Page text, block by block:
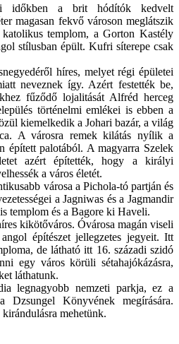
időkben a brit hódítók kedvelt
magasan fekvő városon meglátszik
templom, a Gorton Kastély
stílusban épült. Kufri síterepe csak
híres, melyet régi épületei
neveznek így. Azért festették be,
fűződő lojalitását Alfréd herceg
történelmi emlékei is ebben a
kiemelkedik a Johari bazár, a világ
A városra remek kilátás nyílik a
épített palotából. A magyarra Szelek
azért építették, hogy a királyi
a város életét.
városa a Pichola-tó partján és
a Jagniwas és a Jagmandir
templom és a Bagore ki Haveli.
kikötőváros. Óvárosa magán viseli
építészet jellegzetes jegyeit. Itt
de látható itt 16. századi szidó
egy város körüli sétahajókázásra,
láthatunk.
legnagyobb nemzeti parkja, ez a
Dzsungel Könyvének megírására.
mehetünk.